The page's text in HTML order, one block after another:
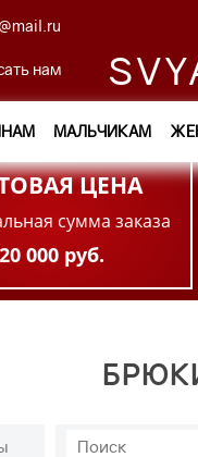
нам
МАЛЬЧИКАМ
ЦЕНА
сумма заказа
20 000 руб.